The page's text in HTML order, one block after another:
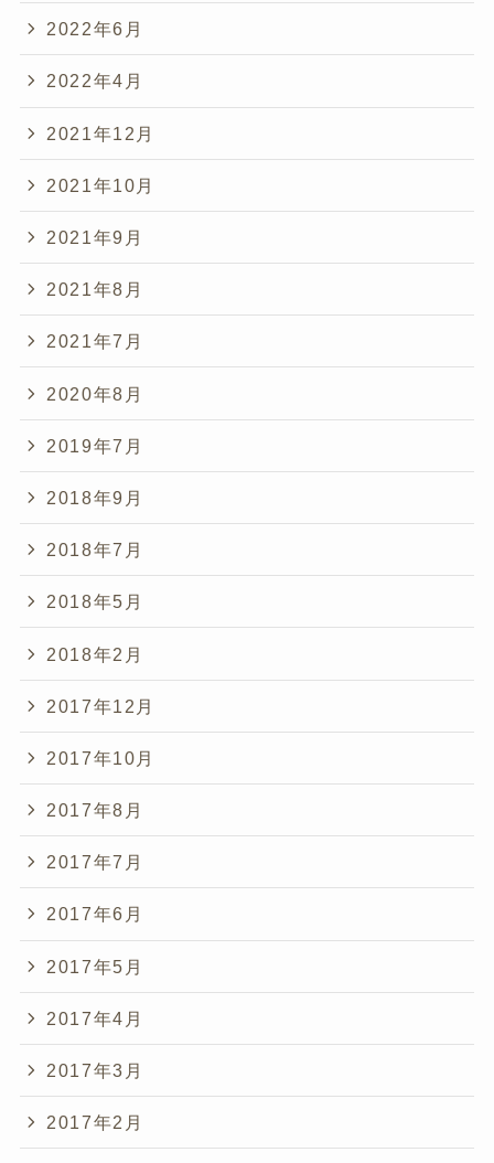
2022年6月
2022年4月
2021年12月
2021年10月
2021年9月
2021年8月
2021年7月
2020年8月
2019年7月
2018年9月
2018年7月
2018年5月
2018年2月
2017年12月
2017年10月
2017年8月
2017年7月
2017年6月
2017年5月
2017年4月
2017年3月
2017年2月